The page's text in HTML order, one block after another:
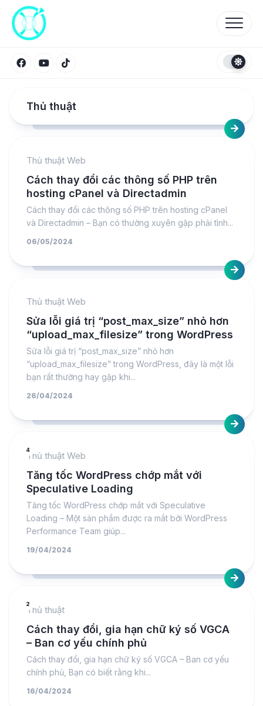
content
Thủ thuật
Thủ thuật Web
Cách thay đổi các thông số PHP trên
hosting cPanel và Directadmin
Cách thay đổi các thông số PHP trên hosting cPanel
và Directadmin – Bạn có thường xuyên gặp phải tình...
06/05/2024
Thủ thuật Web
Sửa lỗi giá trị “post_max_size” nhỏ hơn
“upload_max_filesize” trong WordPress
Sửa lỗi giá trị “post_max_size” nhỏ hơn
“upload_max_filesize” trong WordPress, đây là một lỗi
bạn rất thường hay gặp khi...
26/04/2024
4
Thủ thuật Web
Tăng tốc WordPress chớp mắt với
Speculative Loading
Tăng tốc WordPress chớp mắt với Speculative
Loading – Một sản phẩm được ra mắt bởi WordPress
Performance Team giúp...
19/04/2024
2
Thủ thuật
Cách thay đổi, gia hạn chữ ký số VGCA
– Ban cơ yếu chính phủ
Cách thay đổi, gia hạn chữ ký số VGCA – Ban cơ yếu
chính phủ, Bạn có biết rằng khi...
16/04/2024